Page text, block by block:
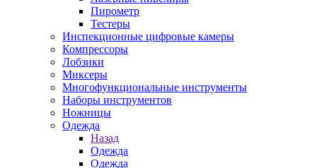
Пирометр
Тестеры
Инспекционные цифровые камеры
Компрессоры
Лобзики
Миксеры
Многофункциональные инструменты
Наборы инструментов
Ножницы
Одежда
Назад
Одежда
Одежда